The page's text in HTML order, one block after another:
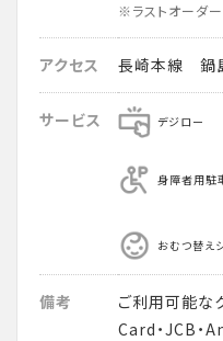
※ラストオーダ
アクセス 長崎本線 鍋
サービス デジロー
身障者用駐
おむつ替え
備考
ご利用可能な
Card・JCB